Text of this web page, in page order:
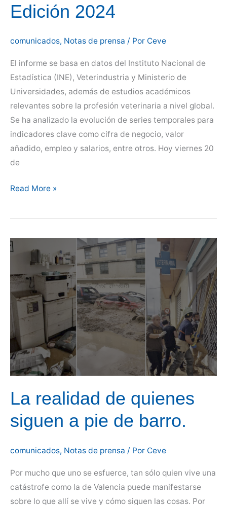
Edición 2024
comunicados, Notas de prensa / Por Ceve
El informe se basa en datos del Instituto Nacional de
Estadística (INE), Veterindustria y Ministerio de
Universidades, además de estudios académicos
relevantes sobre la profesión veterinaria a nivel global.
Se ha analizado la evolución de series temporales para
indicadores clave como cifra de negocio, valor
añadido, empleo y salarios, entre otros. Hoy viernes 20
de
Informe
y
del
sector
veterinario
en
España.
Edición
2024
Read More »
La realidad de quienes
siguen a pie de barro.
comunicados, Notas de prensa / Por Ceve
Por mucho que uno se esfuerce, tan sólo quien vive una
catástrofe como la de Valencia puede manifestarse
sobre lo que allí se vive y cómo siguen las cosas. Por